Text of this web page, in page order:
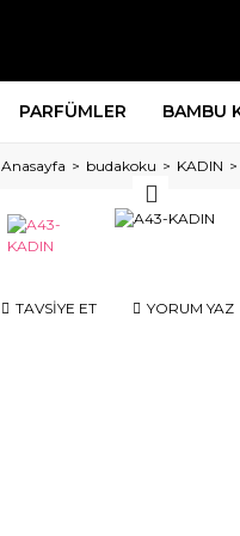
PARFÜMLER BAMBU
Anasayfa budakoku KADIN
TAVSİYE ET YORUM YAZ